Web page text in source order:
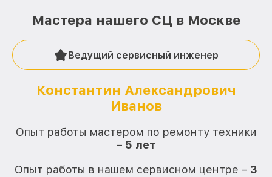
Мастера нашего СЦ в Москве
Ведущий сервисный инженер
Константин Александрович
Иванов
Опыт работы мастером по ремонту техники
– 5 лет
Опыт работы в нашем сервисном центре – 3